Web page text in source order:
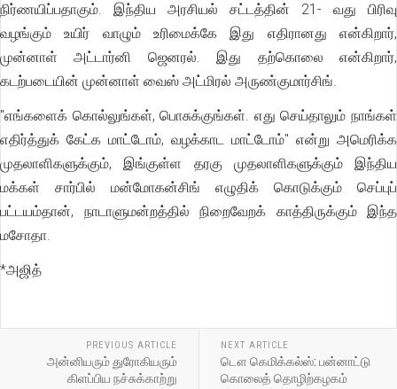
நிர்ணயிப்பதாகும். இந்திய அரசியல் சட்டத்தின் 21- வது பிரிவு
வழங்கும் உயிர் வாழும் உரிமைக்கே இது எதிரானது என்கிறார்,
முன்னாள் அட்டார்னி ஜெனரல். இது தற்கொலை என்கிறார்,
கடற்படையின் முன்னாள் வைஸ் அட்மிரல் அருண்குமார்சிங்.
"எங்களைக் கொல்லுங்கள், பொசுக்குங்கள். எது செய்தாலும் நாங்கள்
எதிர்த்துக் கேட்க மாட்டோம், வழக்காட மாட்டோம்" என்று அமெரிக்க
முதலாளிகளுக்கும், இங்குள்ள தரகு முதலாளிகளுக்கும் இந்திய
மக்கள் சார்பில் மன்மோகன்சிங் எழுதிக் கொடுக்கும் செப்புப்
பட்டயம்தான், நாடாளுமன்றத்தில் நிறைவேறக் காத்திருக்கும் இந்த
மசோதா.
*அஜித்
PREVIOUS ARTICLE
அன்னியரும் துரோகியரும்
கிளப்பிய நச்சுக்காற்று
NEXT ARTICLE
டௌ கெமிக்கல்ஸ்: பன்னாட்டு
கொலைத் தொழிற்கழகம்